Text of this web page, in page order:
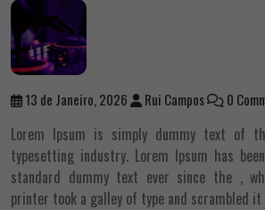
13 de Janeiro, 2026 Rui Campos 0
Lorem Ipsum is simply dummy text of
typesetting industry. Lorem Ipsum has
standard dummy text ever since the ,
printer took a galley of type and scrambled it